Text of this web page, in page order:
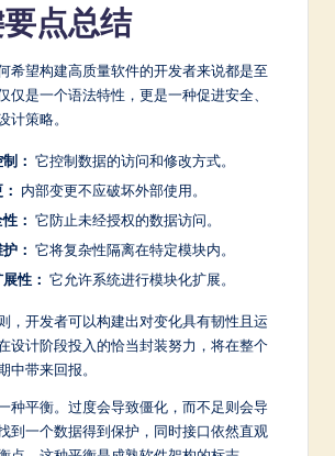
点总结
希望构建高质量软件的开发者来说都是至
仅是一个语法特性，更是一种促进安全、
计策略。
： 它控制数据的访问和修改方式。
内部变更不应破坏外部使用。
： 它防止未经授权的数据访问。
： 它将复杂性隔离在特定模块内。
性： 它允许系统进行模块化扩展。
，开发者可以构建出对变化具有韧性且运
设计阶段投入的恰当封装努力，将在整个
中带来回报。
种平衡。过度会导致僵化，而不足则会导
到一个数据得到保护，同时接口依然直观